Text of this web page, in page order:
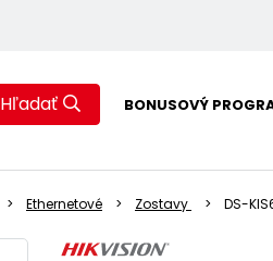
Hľadať BONUSOVÝ
Ethernetové Zostavy DS-